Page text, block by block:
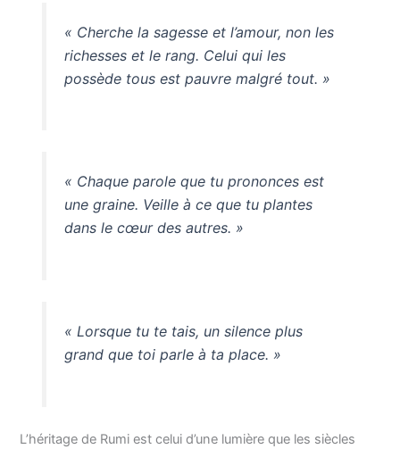
« Cherche la sagesse et l’amour, non les
richesses et le rang. Celui qui les
possède tous est pauvre malgré tout. »
« Chaque parole que tu prononces est
une graine. Veille à ce que tu plantes
dans le cœur des autres. »
« Lorsque tu te tais, un silence plus
grand que toi parle à ta place. »
L’héritage de Rumi est celui d’une lumière que les siècles